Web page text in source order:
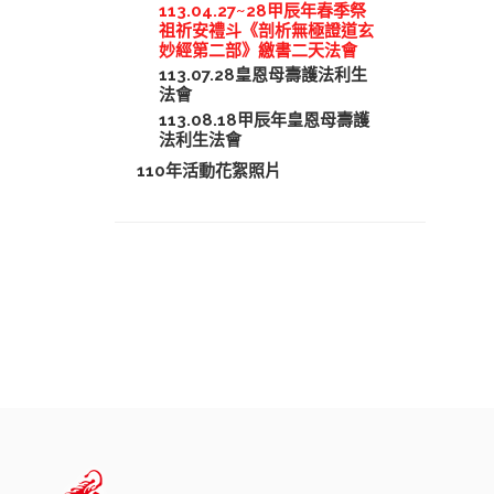
113.04.27~28甲辰年春季祭
祖祈安禮斗《剖析無極證道玄
妙經第二部》繳書二天法會
113.07.28皇恩母壽護法利生
法會
113.08.18甲辰年皇恩母壽護
法利生法會
110年活動花絮照片